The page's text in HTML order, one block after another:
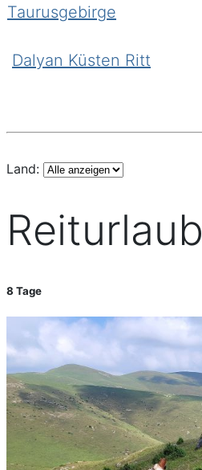
Taurusgebirge
Dalyan Küsten Ritt
Land:
Reiturlaub
8 Tage